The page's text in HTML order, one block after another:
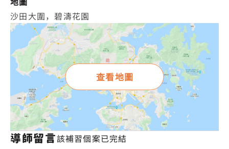
沙田大圍，碧濤花園
查看地圖
導師留言該補習個案已完結